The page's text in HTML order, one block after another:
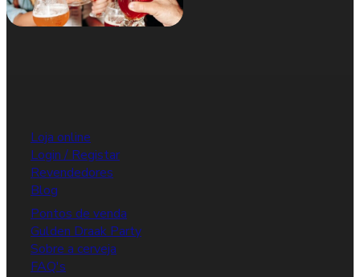
Loja online
Login / Registar
Revendedores
Blog
Pontos de venda
Gulden Draak Party
Sobre a cerveja
FAQ's